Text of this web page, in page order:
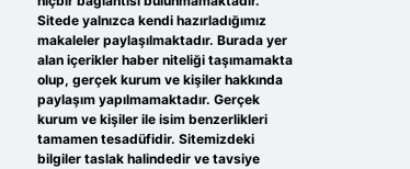
Sitede yalnızca kendi hazırladığımız
makaleler paylaşılmaktadır. Burada yer
alan içerikler haber niteliği taşımamakta
olup, gerçek kurum ve kişiler hakkında
paylaşım yapılmamaktadır. Gerçek
kurum ve kişiler ile isim benzerlikleri
tamamen tesadüfidir. Sitemizdeki
bilgiler taslak halindedir ve tavsiye